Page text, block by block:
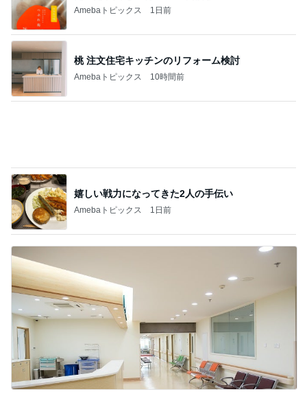
Amebaトピックス 1日前
桃 注文住宅キッチンのリフォーム検討
Amebaトピックス 10時間前
嬉しい戦力になってきた2人の手伝い
Amebaトピックス 1日前